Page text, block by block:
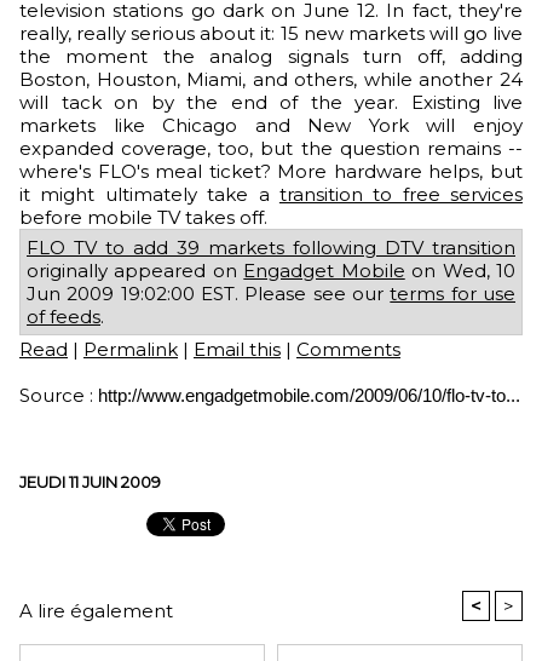
television stations go dark on June 12. In fact, they're
really, really serious about it: 15 new markets will go live
the moment the analog signals turn off, adding
Boston, Houston, Miami, and others, while another 24
will tack on by the end of the year. Existing live
markets like Chicago and New York will enjoy
expanded coverage, too, but the question remains --
where's FLO's meal ticket? More hardware helps, but
it might ultimately take a transition to free services
before mobile TV takes off.
FLO TV to add 39 markets following DTV transition
originally appeared on Engadget Mobile on Wed, 10
Jun 2009 19:02:00 EST. Please see ourterms for use
of feeds.
Read | Permalink | Email this | Comments
Source : http://www.engadgetmobile.com/2009/06/10/flo-tv-to...
JEUDI 11 JUIN 2009
A lire également < >